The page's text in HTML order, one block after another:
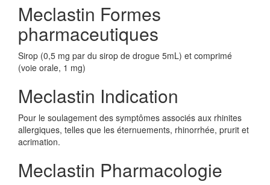
Meclastin Formes
pharmaceutiques
Sirop (0,5 mg par du sirop de drogue 5mL) et comprimé
(voie orale, 1 mg)
Meclastin Indication
Pour le soulagement des symptômes associés aux rhinites
allergiques, telles que les éternuements, rhinorrhée, prurit et
acrimation.
Meclastin Pharmacologie